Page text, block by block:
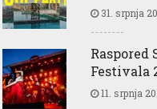
31. srpnja
Raspored
Festivala
11. srpnja